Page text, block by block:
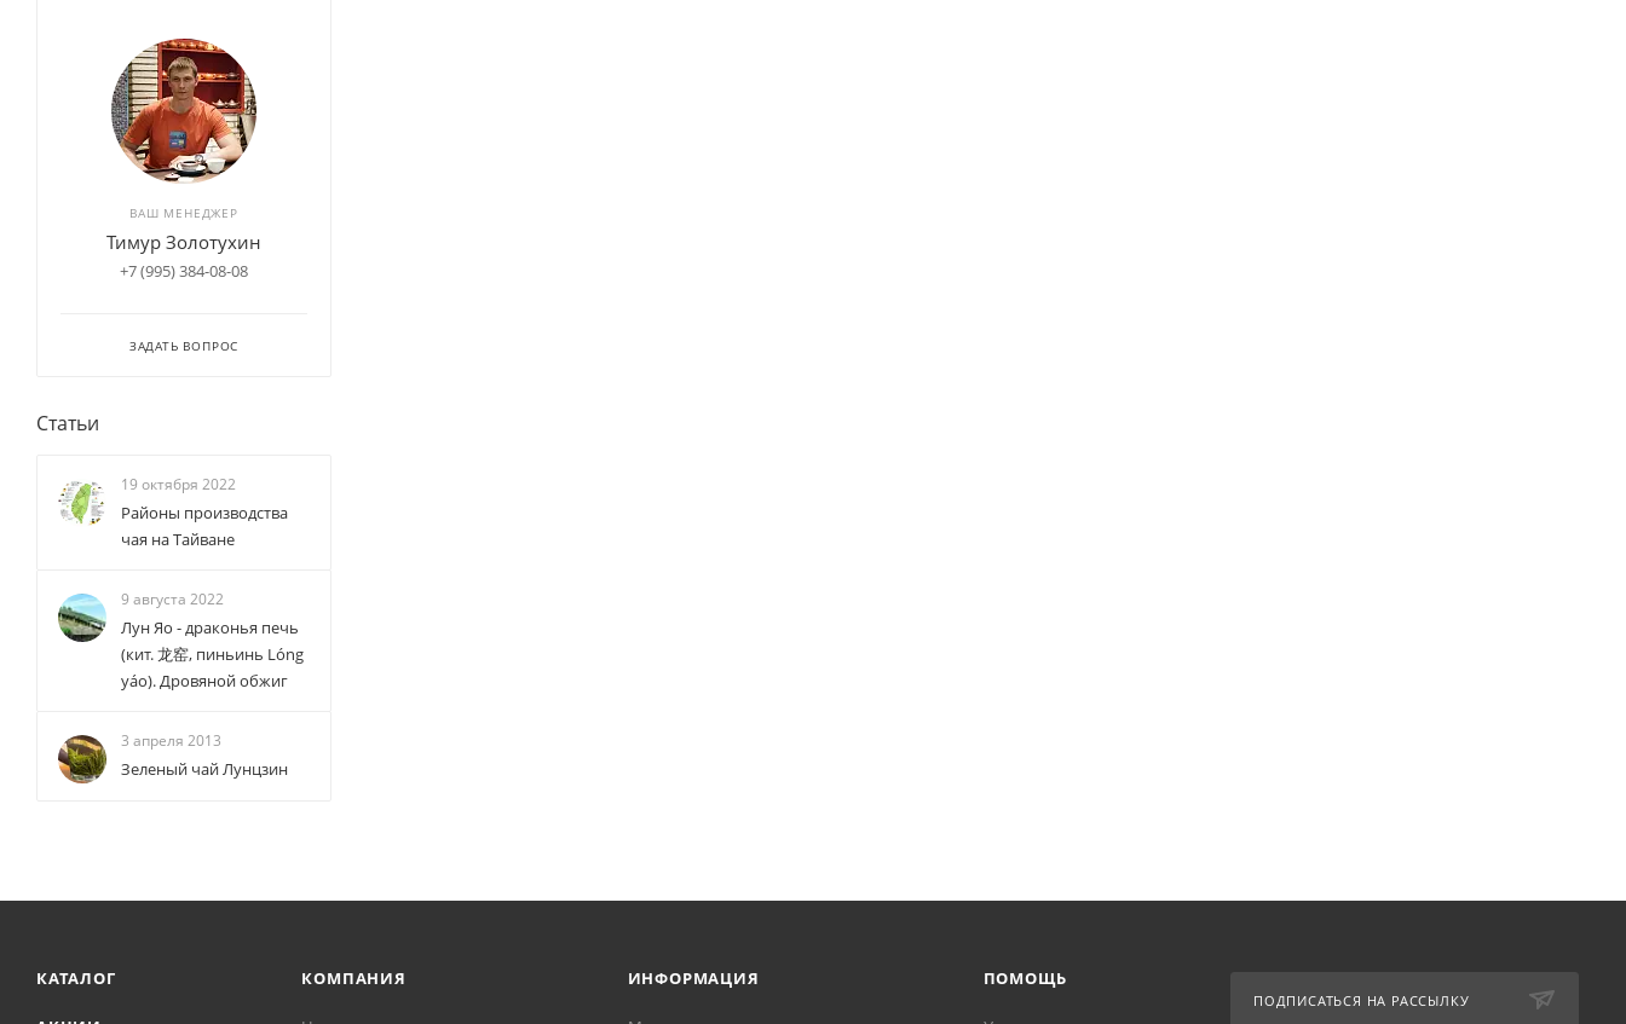
ВАШ МЕНЕДЖЕР
Тимур Золотухин
+7 (995) 384-08-08
ЗАДАТЬ ВОПРОС
Статьи
19 октября 2022
Районы производства
чая на Тайване
9 августа 2022
Лун Яо - драконья печь
(кит. 龙窑, пиньинь Lóng
yáo). Дровяной обжиг
3 апреля 2013
Зеленый чай Лунцзин
КАТАЛОГ КОМПАНИЯ ИНФОРМАЦИЯ ПОМОЩЬ
ПОДПИСАТЬСЯ НА РАССЫЛКУ